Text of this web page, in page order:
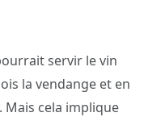
servir le vin
la vendange et en
cela implique